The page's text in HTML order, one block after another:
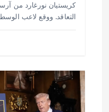
كريستيان نورغارد من
التعاقد. ووقع لاعب